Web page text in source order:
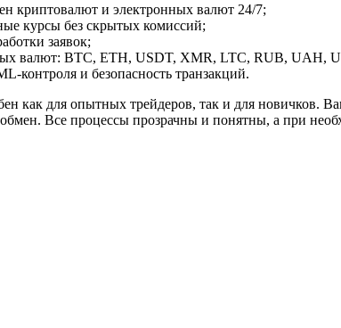
криптовалют и электронных валют 24/7;
курсы без скрытых комиссий;
заявок;
валют: BTC, ETH, USDT, XMR, LTC, RUB, UAH,
контроля и безопасность транзакций.
как для опытных трейдеров, так и для новичков.
Все процессы прозрачны и понятны, а при